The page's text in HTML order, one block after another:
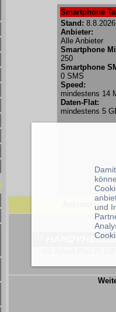
Smartphone
Stand: 8.8.2026
Anbieter:
Alle Anbieter
Smartphone
250
Smartphone
0 SMS
Speed:
mindestens 14
Daten-Flat:
mindestens 5
und